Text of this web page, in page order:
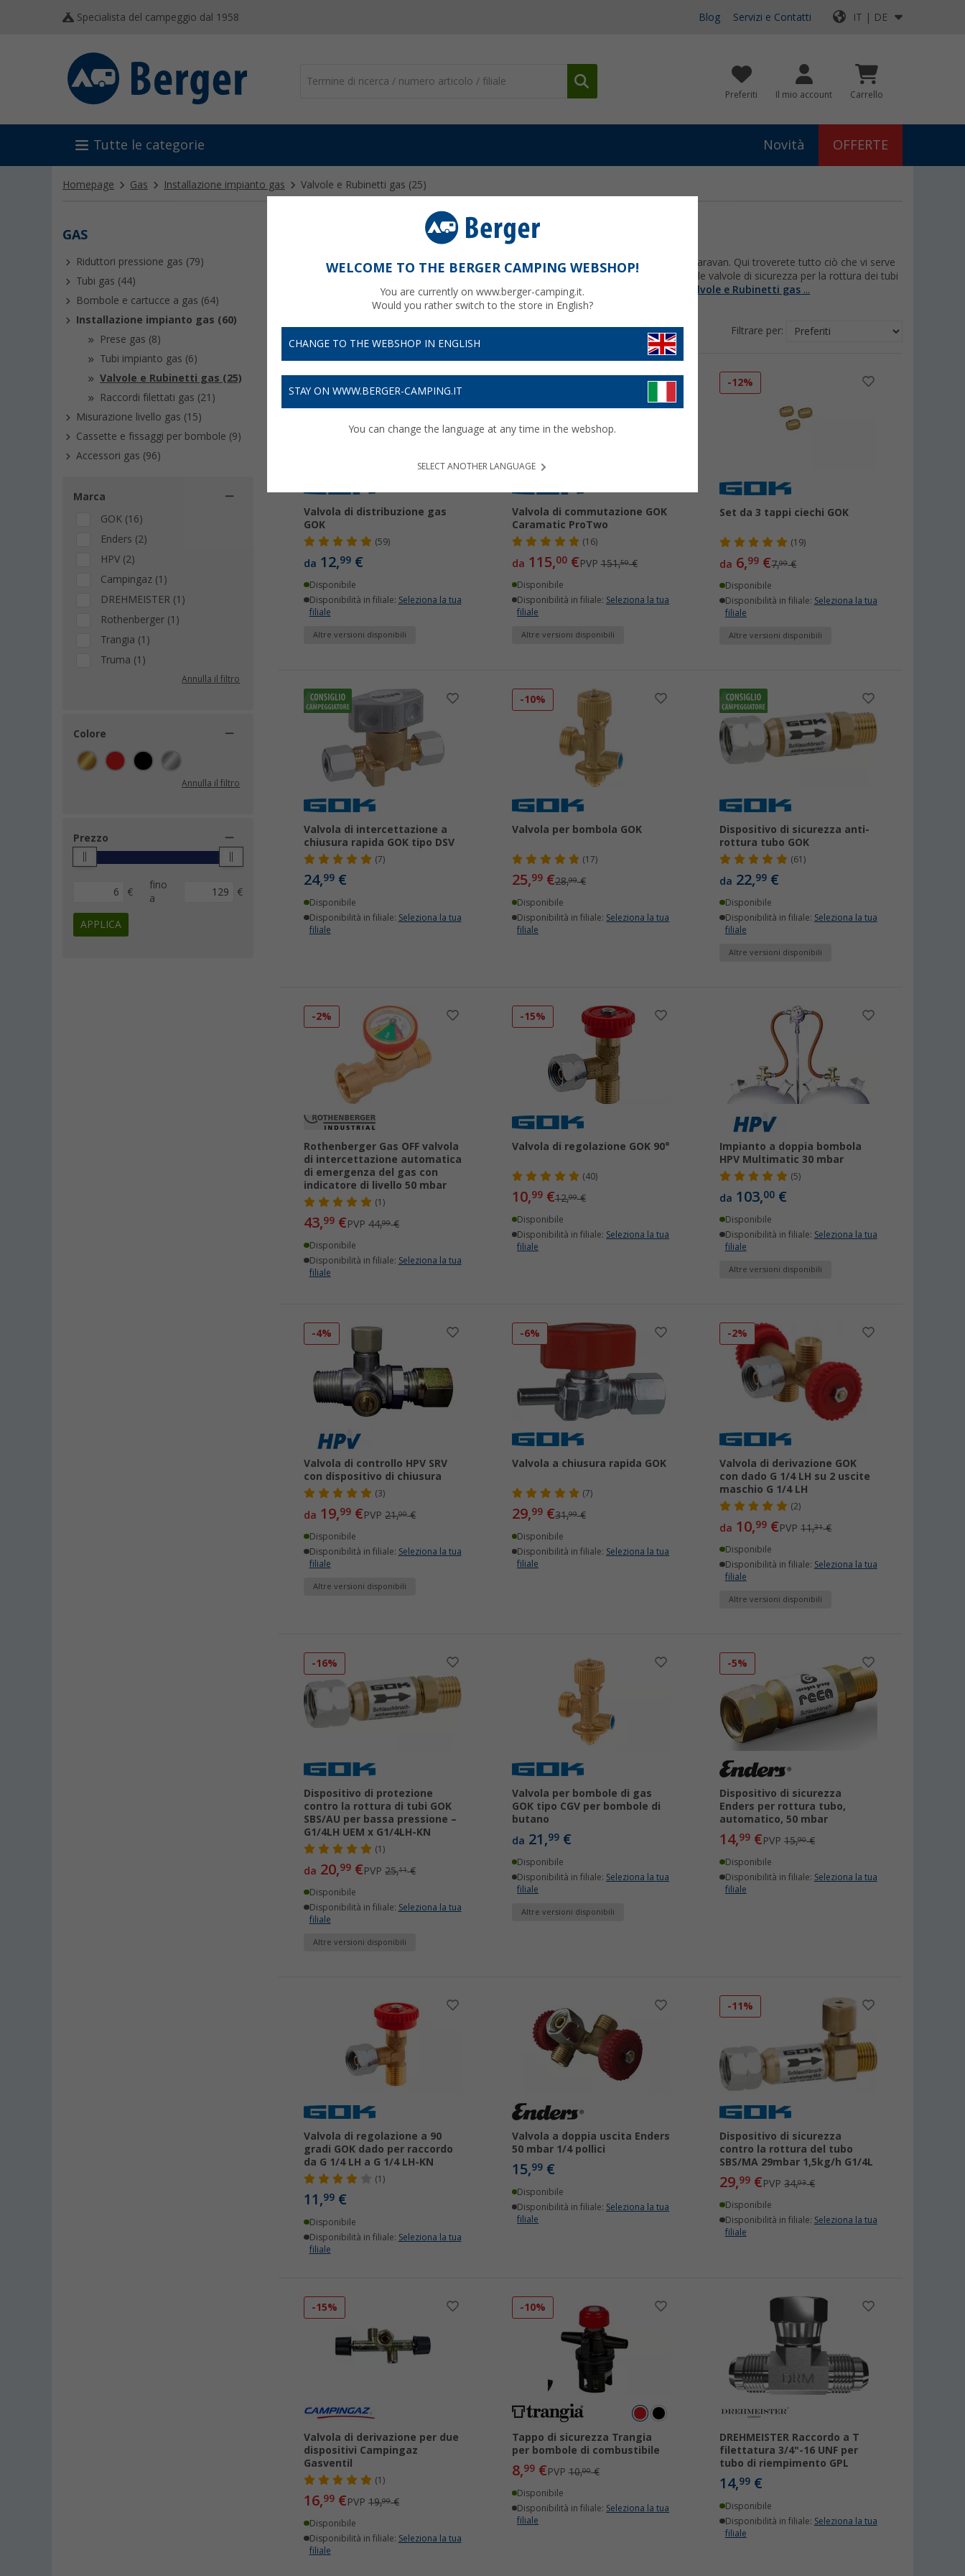
Specialista del campeggio dal 1958 Blog Servizi e Contatti IT | DE
Preferiti Il mio account Carrello
Tutte le categorie Novità OFFERTE
Homepage Gas Installazione impianto gas Valvole e Rubinetti gas (25)
GAS
Riduttori pressione gas (79)
Tubi gas (44)
Bombole e cartucce a gas (64)
Installazione impianto gas (60)
Prese gas (8)
Tubi impianto gas (6)
Valvole e Rubinetti gas (25)
Raccordi filettati gas (21)
Misurazione livello gas (15)
Cassette e fissaggi per bombole (9)
Accessori gas (96)
Marca
GOK (16)
Enders (2)
HPV (2)
Campingaz (1)
DREHMEISTER (1)
Rothenberger (1)
Trangia (1)
Truma (1)
Annulla il filtro
Colore
Annulla il filtro
Prezzo
€
fino
a
€
APPLICA
VALVOLE E RUBINETTI GAS
Le valvole e i rubinetti del gas sono il fulcro dell'alimentazione a gas del vostro camper o caravan. Qui troverete tutto ciò che vi serve
per collegare in sicurezza le bombole di gas, regolare i flussi o chiudere le singole linee: dalle valvole di sicurezza per la rottura dei tubi
alle valvole di commutazione e alle valvole per le bombole di gas.
Valvole e Rubinetti gas ...
Filtrare per:
Valvola di distribuzione gas
GOK
(59)
da 12,99 €
Disponibile
Disponibilità in filiale: Seleziona la tua
filiale
Altre versioni disponibili
Valvola di commutazione GOK
Caramatic ProTwo
(16)
da 115,00€PVP151,50€
Disponibile
Disponibilità in filiale: Seleziona la tua
filiale
Altre versioni disponibili
-12%
Set da 3 tappi ciechi GOK
(19)
da 6,99 €7,99€
Disponibile
Disponibilità in filiale: Seleziona la tua
filiale
Altre versioni disponibili
Valvola di intercettazione a
chiusura rapida GOK tipo DSV
(7)
24,99 €
Disponibile
Disponibilità in filiale: Seleziona la tua
filiale
-10%
Valvola per bombola GOK
(17)
25,99€28,99€
Disponibile
Disponibilità in filiale: Seleziona la tua
filiale
Dispositivo di sicurezza anti-
rottura tubo GOK
(61)
da 22,99 €
Disponibile
Disponibilità in filiale: Seleziona la tua
filiale
Altre versioni disponibili
-2%
Rothenberger Gas OFF valvola
di intercettazione automatica
di emergenza del gas con
indicatore di livello 50 mbar
(1)
43,99 €PVP44,99€
Disponibile
Disponibilità in filiale: Seleziona la tua
filiale
-15%
Valvola di regolazione GOK 90°
(40)
10,99€12,99€
Disponibile
Disponibilità in filiale: Seleziona la tua
filiale
Impianto a doppia bombola
HPV Multimatic 30 mbar
(5)
da 103,00 €
Disponibile
Disponibilità in filiale: Seleziona la tua
filiale
Altre versioni disponibili
-4%
Valvola di controllo HPV SRV
con dispositivo di chiusura
(3)
da 19,99 €PVP21,00€
Disponibile
Disponibilità in filiale: Seleziona la tua
filiale
Altre versioni disponibili
-6%
Valvola a chiusura rapida GOK
(7)
29,99€31,99€
Disponibile
Disponibilità in filiale: Seleziona la tua
filiale
-2%
Valvola di derivazione GOK
con dado G 1/4 LH su 2 uscite
maschio G 1/4 LH
(2)
da 10,99 €PVP11,31€
Disponibile
Disponibilità in filiale: Seleziona la tua
filiale
Altre versioni disponibili
-16%
Dispositivo di protezione
contro la rottura di tubi GOK
SBS/AU per bassa pressione –
G1/4LH UEM x G1/4LH-KN
(1)
da 20,99 €PVP25,11€
Disponibile
Disponibilità in filiale: Seleziona la tua
filiale
Altre versioni disponibili
Valvola per bombole di gas
GOK tipo CGV per bombole di
butano
da 21,99€
Disponibile
Disponibilità in filiale: Seleziona la tua
filiale
Altre versioni disponibili
-5%
Dispositivo di sicurezza
Enders per rottura tubo,
automatico, 50 mbar
14,99 €PVP15,90€
Disponibile
Disponibilità in filiale: Seleziona la tua
filiale
Valvola di regolazione a 90
gradi GOK dado per raccordo
da G 1/4 LH a G 1/4 LH-KN
(1)
11,99 €
Disponibile
Disponibilità in filiale: Seleziona la tua
filiale
Valvola a doppia uscita Enders
50 mbar 1/4 pollici
15,99€
Disponibile
Disponibilità in filiale: Seleziona la tua
filiale
-11%
Dispositivo di sicurezza
contro la rottura del tubo
SBS/MA 29mbar 1,5kg/h G1/4L
29,99 €PVP34,03€
Disponibile
Disponibilità in filiale: Seleziona la tua
filiale
-15%
Valvola di derivazione per due
dispositivi Campingaz
Gasventil
(1)
16,99 €PVP19,99€
Disponibile
Disponibilità in filiale: Seleziona la tua
filiale
-10%
Tappo di sicurezza Trangia
per bombole di combustibile
8,99€PVP10,00€
Disponibile
Disponibilità in filiale: Seleziona la tua
filiale
DREHMEISTER Raccordo a T
filettatura 3/4"-16 UNF per
tubo di riempimento GPL
14,99 €
Disponibile
Disponibilità in filiale: Seleziona la tua
filiale
WELCOME TO THE BERGER CAMPING WEBSHOP!
You are currently on www.berger-camping.it.
Would you rather switch to the store in English?
CHANGE TO THE WEBSHOP IN ENGLISH
STAY ON WWW.BERGER-CAMPING.IT
You can change the language at any time in the webshop.
SELECT ANOTHER LANGUAGE